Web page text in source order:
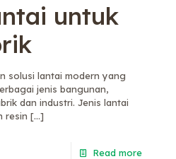
untuk
solusi lantai modern yang
jenis bangunan,
dan industri. Jenis lantai
resin […]
Read more